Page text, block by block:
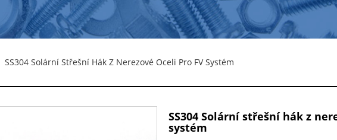
SS304 Solární Střešní Hák Z Nerezové Oceli Pro FV Systém
SS304 Solární střešní hák z
systém